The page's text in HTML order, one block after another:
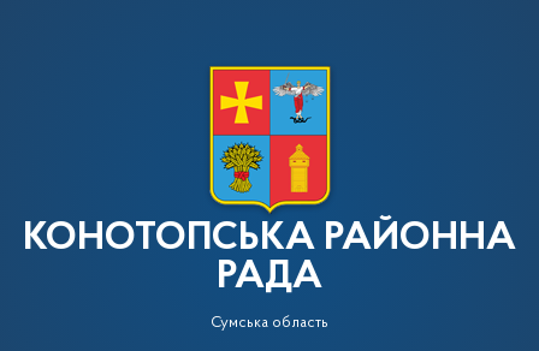
КОНОТОПСЬКА РАЙОННА
РАДА
Сумська область